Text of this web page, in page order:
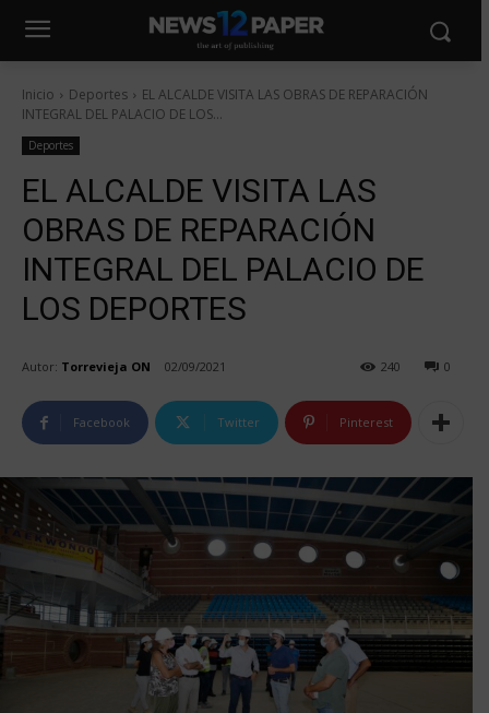
Inicio Deportes
EL ALCALDE VISITA LAS OBRAS DE REPARACIÓN
INTEGRAL DEL PALACIO DE LOS...
Deportes
EL ALCALDE VISITA LAS
OBRAS DE REPARACIÓN
INTEGRAL DEL PALACIO DE
LOS DEPORTES
Autor: Torrevieja ON 02/09/2021 0
240
Facebook Twitter Pinterest